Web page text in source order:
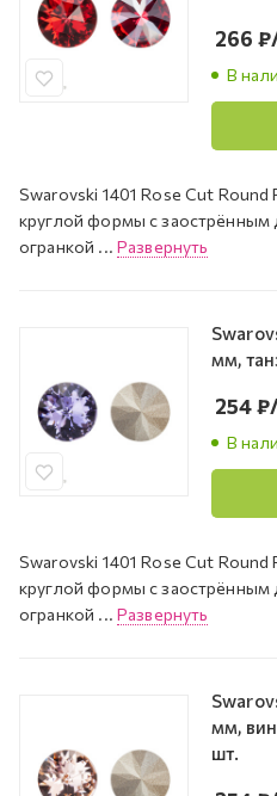
В
266 ₽
Swarovski 1401 Rose Cut Round
круглой формы с
огранкой ... Развернуть
мм,
В
254₽
Swarovski 1401 Rose Cut Round
круглой формы с
огранкой ... Развернуть
мм,
шт.